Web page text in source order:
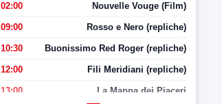
02:00 Nouvelle Vouge (Film)
09:00 Rosso e Nero (repliche)
10:30 Buonissimo Red Roger (repliche)
12:00 Fili Meridiani (repliche)
13:00 La Mappa dei Piaceri